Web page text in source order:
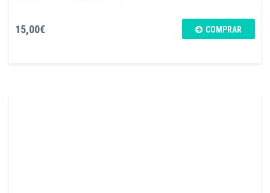
15,00€ COMPRAR